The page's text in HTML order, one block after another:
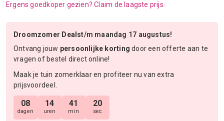
Droomzomer Dealst/m maandag 17 augustus!
Ontvang jouw persoonlijke kortingdoor een offerte aan te
vragen of bestel direct online!
Maak je tuin zomerklaar en profiteer nu van extra
prijsvoordeel.
08
dagen
14
uren
41
min
19
sec
Ergens goedkoper gezien? Claim de laagste prijs.